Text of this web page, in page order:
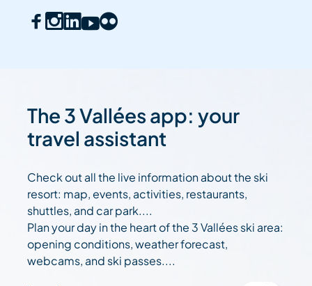
The 3 Vallées app: your
travel assistant
Check out all the live information about the ski
resort: map, events, activities, restaurants,
shuttles, and car park....
Plan your day in the heart of the 3 Vallées ski area:
opening conditions, weather forecast,
webcams, and ski passes....